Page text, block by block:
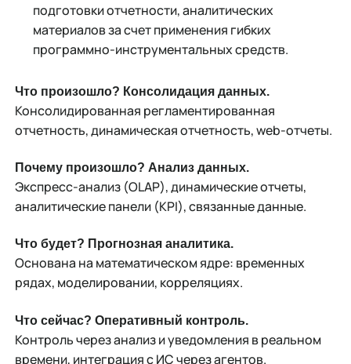
подготовки отчетности, аналитических
материалов за счет применения гибких
программно-инструментальных средств.
Что произошло? Консолидация данных.
Консолидированная регламентированная
отчетность, динамическая отчетность, web-отчеты.
Почему произошло? Анализ данных.
Экспресс-анализ (OLAP), динамические отчеты,
аналитические панели (KPI), связанные данные.
Что будет? Прогнозная аналитика.
Основана на математическом ядре: временных
рядах, моделировании, корреляциях.
Что сейчас? Оперативный контроль.
Контроль через анализ и уведомления в реальном
времени, интеграция с ИС через агентов.